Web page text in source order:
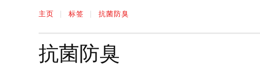
主页 标签 抗菌防臭
抗菌防臭